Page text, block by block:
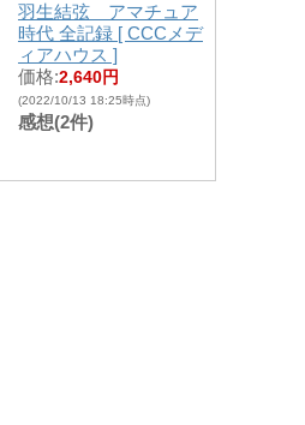
羽生結弦 アマチュア
時代 全記録 [ CCCメデ
ィアハウス ]
価格:2,640円
(2022/10/13 18:25時点)
感想(2件)